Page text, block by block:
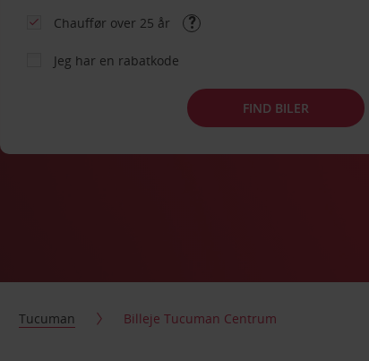
Chauffør over 25 år
Jeg har en rabatkode
FIND BILER
Tucuman Billeje Tucuman Centrum